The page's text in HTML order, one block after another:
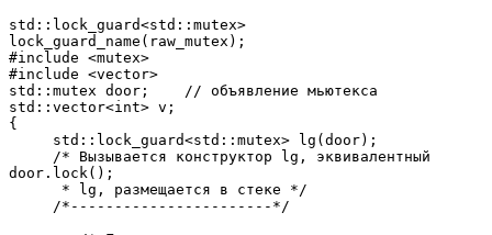
std::lock_guard<std::mutex>
lock_guard_name(raw_mutex);
#include <mutex>
#include <vector>
std::mutex door;    // объявление мьютекса
std::vector<int> v;
{
door.lock();